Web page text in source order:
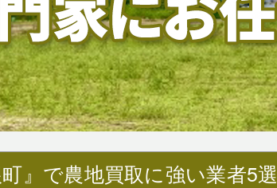
』で農地買取に強い業者5選